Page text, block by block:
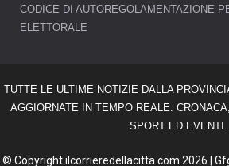
CODICE DI AUTOREGOLAMENTAZIONE
ELETTORALE
TUTTE LE ULTIME NOTIZIE DALLA
AGGIORNATE IN TEMPO REALE:
SPORT ED EVENTI.
© Copyright ilcorrieredellacitta.com 2026 |